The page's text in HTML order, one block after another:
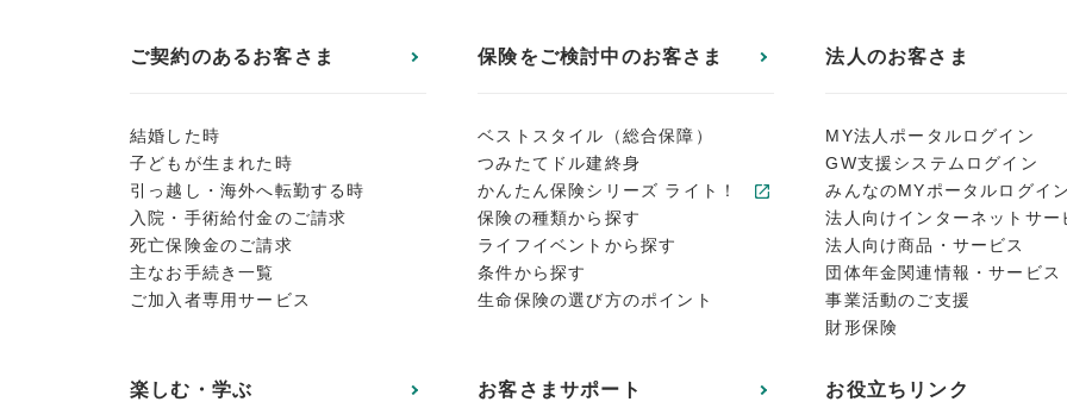
ご契約のあるお客さま
結婚した時
子どもが生まれた時
引っ越し・海外へ転勤する時
入院・手術給付金のご請求
死亡保険金のご請求
主なお手続き一覧
ご加入者専用サービス
保険をご検討中のお客さま
ベストスタイル（総合保障）
つみたてドル建終身
かんたん保険シリーズ ライト！
保険の種類から探す
ライフイベントから探す
条件から探す
生命保険の選び方のポイント
法人のお客さま
MY法人ポータルログイン
GW支援システムログイン
みんなのMYポータルログイ
法人向けインターネットサー
法人向け商品・サービス
団体年金関連情報・サービス
事業活動のご支援
財形保険
楽しむ・学ぶ お客さまサポート お役立ちリンク